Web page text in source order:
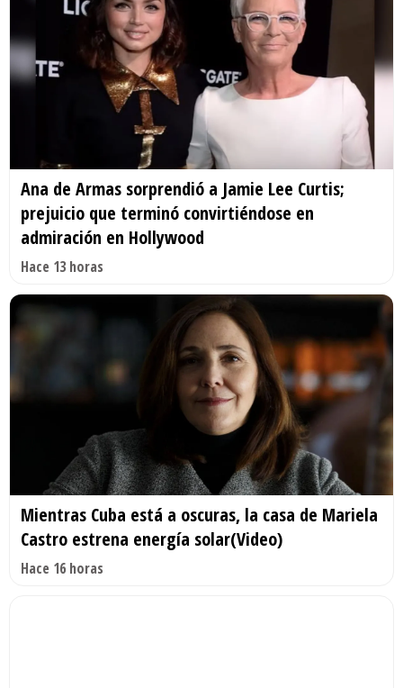
Ana de Armas sorprendió a Jamie Lee Curtis;
prejuicio que terminó convirtiéndose en
admiración en Hollywood
Hace 13 horas
Mientras Cuba está a oscuras, la casa de Mariela
Castro estrena energía solar(Video)
Hace 16 horas